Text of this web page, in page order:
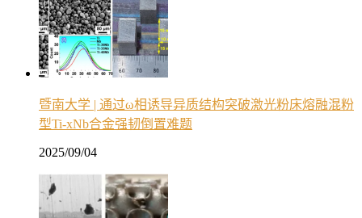
暨南大学 | 通过ω相诱导异质结构突破激光粉床熔融混粉
型Ti-xNb合金强韧倒置难题
2025/09/04